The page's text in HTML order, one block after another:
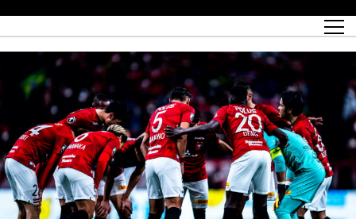
試合日程 試合速報 2022個人出場データ[PDF]
過去の個人出場データ 過去の試合結果 全試合記録[PDF]
Who's Who[PDF] 埼玉スタジアム2002(アクセス)
浦和駒場スタジアム(アクセス) ホームゲーム情報
観戦ルールとマナー 新型コロナウイルス感染症対策
横断幕掲出希望者の事前申請 大旗掲出希望者の事前申請
トップチーム ユース ジュニアユース ジュニア
育成オフィシャルサイト 浦和レッズサッカー塾
チケット情報 REX TICKETとは 初めて観戦ガイド
REX TICKETで購入 チケット販売日 チケットの購入方法
席種・料金 2022シーズンチケット 団体観戦チケット
企画シート テーブルシート ファミリーシート
車いす席 ビューボックス 天皇杯 アウェイチケット
REX CLUB REX CLUBとは REX CLUB LOYALTY
REX CLUB よくある質問
レッドボルテージ オンラインショップ
クラブプロフィール 浦和レッズ 理念
浦和レッズ 選手理念 会社概況 経営情報 年表
ホームタウン ホームタウン活動報告BLOG
このゆびとまれっず！
浦和サッカーストリート(URAWA SOCCER STREET)
オフィシャルサポーターズクラブ 浦和レッズ後援会
パートナー Partners PLAZA パートナーストーリー
ホスピタリティシート レッズビジネスクラブ
広告のお問合せ
レディースオフィシャルサイト
ハートフルクラブとは コーチングスタッフ
ハートフルスクール ハートフルクリニック
ハートフルトーク ハートフルサッカー
ハートフルパートナー ハートフルクラブ掲示板
壁紙ダウンロード バーチャル背景ダウンロード
ぬりえダウンロード MDP(マッチデープログラム/WEB版)
REDS TOMORROW 『浦和レッズをみにいこう!!』マップ
アーカイブ リンク R-file
レッズランドオフィシャルサイト